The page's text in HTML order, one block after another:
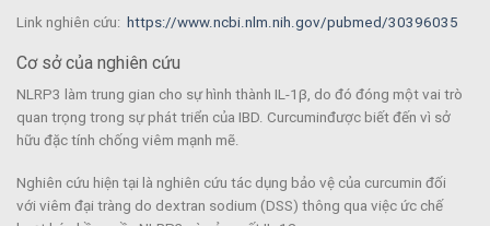
Link nghiên cứu: https://www.ncbi.nlm.nih.gov/pubmed/30396035
Cơ sở của nghiên cứu
NLRP3 làm trung gian cho sự hình thành IL-1β, do đó đóng một vai trò
quan trọng trong sự phát triển của IBD. Curcuminđược biết đến vì sở
hữu đặc tính chống viêm mạnh mẽ.
Nghiên cứu hiện tại là nghiên cứu tác dụng bảo vệ của curcumin đối
với viêm đại tràng do dextran sodium (DSS) thông qua việc ức chế